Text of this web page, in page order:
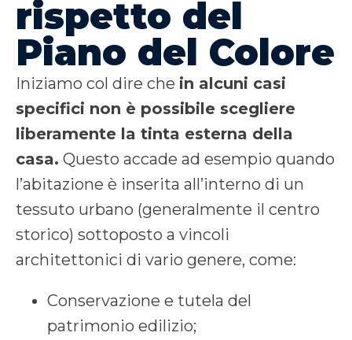
rispetto del
Piano del Colore
Iniziamo col dire che in alcuni casi
specifici non è possibile scegliere
liberamente la tinta esterna della
casa. Questo accade ad esempio quando
l’abitazione è inserita all’interno di un
tessuto urbano (generalmente il centro
storico) sottoposto a vincoli
architettonici di vario genere, come:
Conservazione e tutela del
patrimonio edilizio;